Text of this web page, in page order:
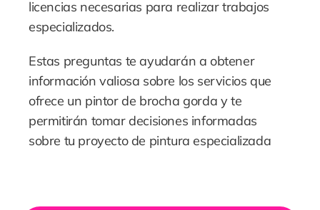
licencias necesarias para realizar trabajos
especializados.
Estas preguntas te ayudarán a obtener
información valiosa sobre los servicios que
ofrece un pintor de brocha gorda y te
permitirán tomar decisiones informadas
sobre tu proyecto de pintura especializada